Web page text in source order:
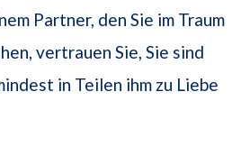
Partner, den Sie im Traum
vertrauen Sie, Sie sind
in Teilen ihm zu Liebe